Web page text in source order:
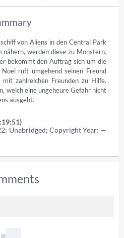
von Aliens in den Central Park
nähern, werden diese zu Monstern.
bekommt den Auftrag sich um die
ruft umgehend seinen Freund
zahlreichen Freunden zu Hilfe.
welch eine ungeheure Gefahr nicht
ausgeht.
Unabridged; Copyright Year: —